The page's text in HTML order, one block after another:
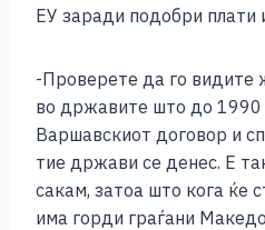
ЕУ заради подобри плати
-Проверете да го видите
во државите што до 1990
Варшавскиот договор и
тие држави се денес. Е
сакам, затоа што кога ќе
има горди граѓани